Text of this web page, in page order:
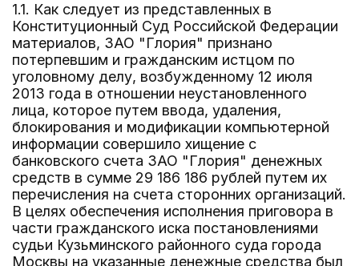
1.1. Как следует из представленных в
Конституционный Суд Российской Федерации
материалов, ЗАО "Глория" признано
потерпевшим и гражданским истцом по
уголовному делу, возбужденному 12 июля
2013 года в отношении неустановленного
лица, которое путем ввода, удаления,
блокирования и модификации компьютерной
информации совершило хищение с
банковского счета ЗАО "Глория" денежных
средств в сумме 29 186 186 рублей путем их
перечисления на счета сторонних организаций.
В целях обеспечения исполнения приговора в
части гражданского иска постановлениями
судьи Кузьминского районного суда города
Москвы на указанные денежные средства был